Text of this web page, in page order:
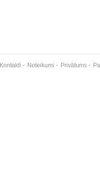
Kontakti Noteikumi Privātums